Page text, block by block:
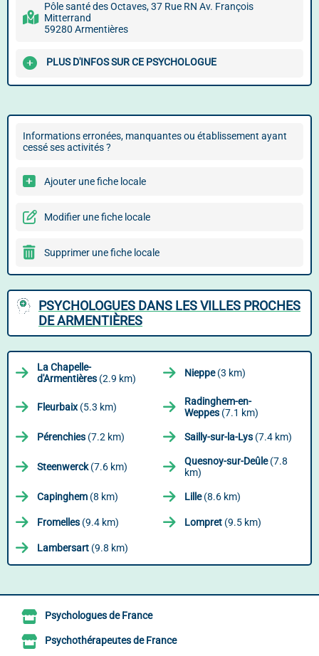
Pôle santé des Octaves, 37 Rue RN Av. François
Mitterrand
59280 Armentières
PLUS D'INFOS SUR CE PSYCHOLOGUE
Informations erronées, manquantes ou établissement ayant
cessé ses activités ?
Ajouter une fiche locale
Modifier une fiche locale
Supprimer une fiche locale
PSYCHOLOGUES DANS LES VILLES PROCHES
DE ARMENTIÈRES
La Chapelle-
d'Armentières (2.9 km) Nieppe(3 km)
Fleurbaix(5.3 km)
Radinghem-en-
Weppes (7.1 km)
Pérenchies (7.2 km) Sailly-sur-la-Lys (7.4 km)
Steenwerck(7.6 km) Quesnoy-sur-Deûle(7.8
km)
Capinghem (8 km) Lille(8.6 km)
Fromelles (9.4 km) Lompret (9.5 km)
Lambersart (9.8 km)
Psychologues de France
Psychothérapeutes de France